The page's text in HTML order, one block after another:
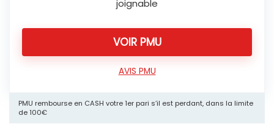
joignable
VOIR PMU
AVIS PMU
PMU rembourse en CASH votre 1er pari s’il est perdant, dans la limite
de 100€